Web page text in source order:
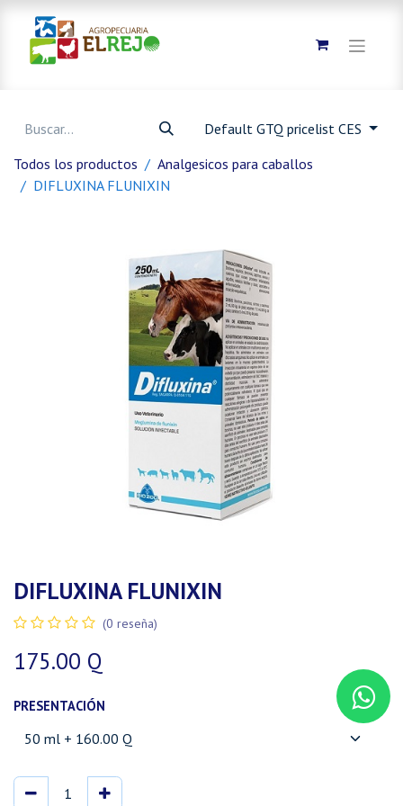
Default GTQ pricelist CES
Todos los productos
Analgesicos para caballos
DIFLUXINA FLUNIXIN
DIFLUXINA FLUNIXIN
(0 reseña)
175.00 Q
PRESENTACIÓN